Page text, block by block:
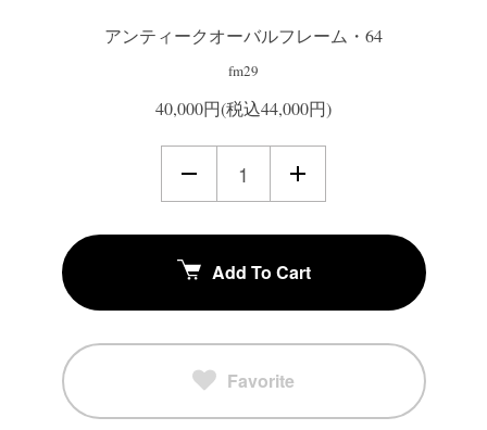
アンティークオーバルフレーム・64
fm29
40,000円(税込44,000円)
Add To Cart
Favorite